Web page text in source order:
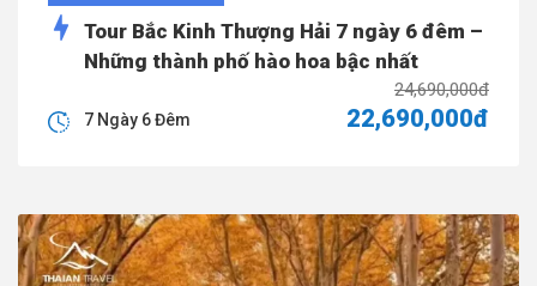
Tour Bắc Kinh Thượng Hải 7 ngày 6 đêm –
Những thành phố hào hoa bậc nhất
24,690,000đ
22,690,000đ
7 Ngày 6 Đêm